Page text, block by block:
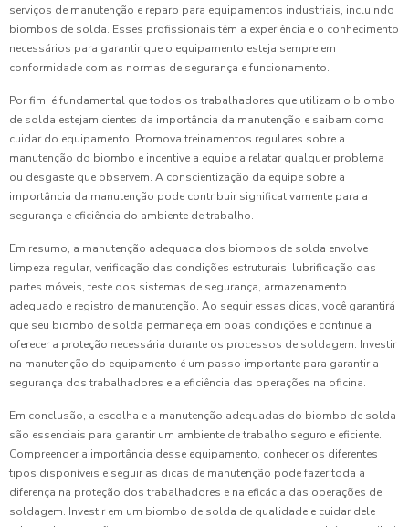
serviços de manutenção e reparo para equipamentos industriais, incluindo
biombos de solda. Esses profissionais têm a experiência e o conhecimento
necessários para garantir que o equipamento esteja sempre em
conformidade com as normas de segurança e funcionamento.
Por fim, é fundamental que todos os trabalhadores que utilizam o biombo
de solda estejam cientes da importância da manutenção e saibam como
cuidar do equipamento. Promova treinamentos regulares sobre a
manutenção do biombo e incentive a equipe a relatar qualquer problema
ou desgaste que observem. A conscientização da equipe sobre a
importância da manutenção pode contribuir significativamente para a
segurança e eficiência do ambiente de trabalho.
Em resumo, a manutenção adequada dos biombos de solda envolve
limpeza regular, verificação das condições estruturais, lubrificação das
partes móveis, teste dos sistemas de segurança, armazenamento
adequado e registro de manutenção. Ao seguir essas dicas, você garantirá
que seu biombo de solda permaneça em boas condições e continue a
oferecer a proteção necessária durante os processos de soldagem. Investir
na manutenção do equipamento é um passo importante para garantir a
segurança dos trabalhadores e a eficiência das operações na oficina.
Em conclusão, a escolha e a manutenção adequadas do biombo de solda
são essenciais para garantir um ambiente de trabalho seguro e eficiente.
Compreender a importância desse equipamento, conhecer os diferentes
tipos disponíveis e seguir as dicas de manutenção pode fazer toda a
diferença na proteção dos trabalhadores e na eficácia das operações de
soldagem. Investir em um biombo de solda de qualidade e cuidar dele